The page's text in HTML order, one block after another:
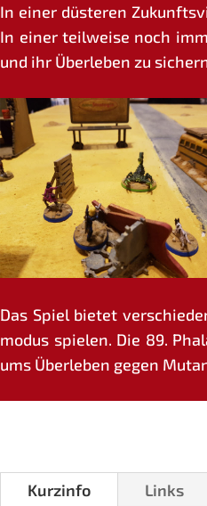
In einer düs­te­ren
In einer teil­wei­se noch
und ihr Über­le­ben zu
Das Spiel bie­tet
mo­dus spie­len. Die 89.
ums Über­le­ben gegen
Kurz­in­fo Links